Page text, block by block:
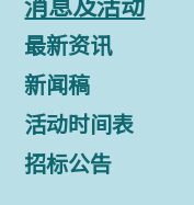
最新资讯
新闻稿
活动时间表
招标公告